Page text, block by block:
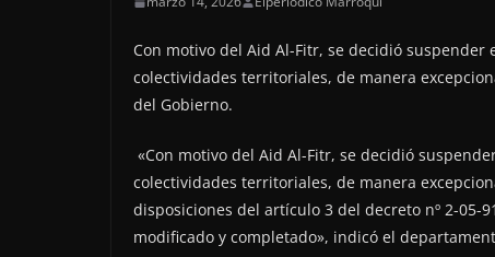
Con motivo del Aid Al-Fitr, se decidió
colectividades territoriales, de manera
del Gobierno.
«Con motivo del Aid Al-Fitr, se decidió
colectividades territoriales, de manera
disposiciones del artículo 3 del decreto nº 2-05-
modificado y completado», indicó el